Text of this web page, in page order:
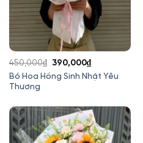
Bó Hoa Hồng Sinh Nhật Yêu
Thương
450,000₫
Giá
gốc
390,000₫Giá
hiện
390,000₫.